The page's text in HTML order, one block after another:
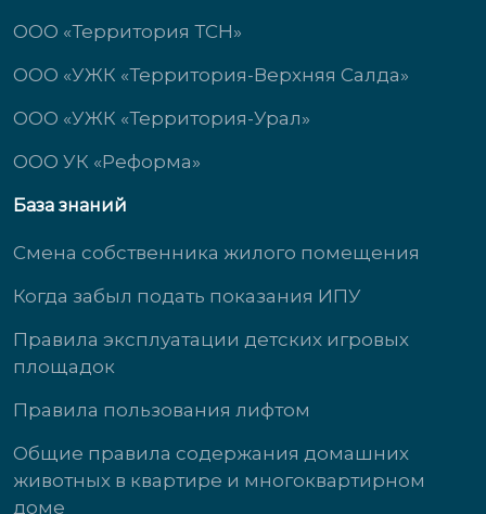
ООО «Территория ТСН»
ООО «УЖК «Территория-Верхняя Салда»
ООО «УЖК «Территория-Урал»
ООО УК «Реформа»
База знаний
Смена собственника жилого помещения
Когда забыл подать показания ИПУ
Правила эксплуатации детских игровых
площадок
Правила пользования лифтом
Общие правила содержания домашних
животных в квартире и многоквартирном
доме